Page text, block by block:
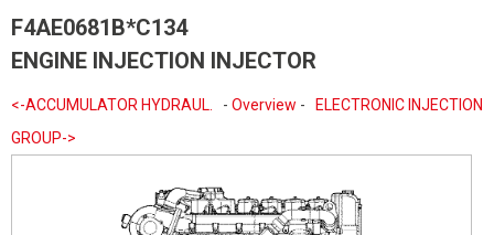
F4AE0681B*C134
ENGINE INJECTION INJECTOR
<-ACCUMULATOR HYDRAUL. - Overview -
ELECTRONIC INJECTION
GROUP->